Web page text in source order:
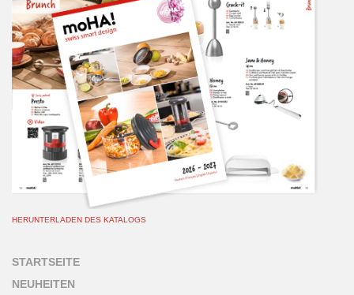
HERUNTERLADEN DES KATALOGS
STARTSEITE
NEUHEITEN